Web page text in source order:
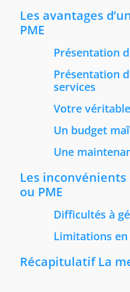
Les avantages
PME
Présentation
Présentation
services
Votre
Un budget
Une
Les inconvénients
ou PME
Difficultés à
Limitations
Récapitulatif La